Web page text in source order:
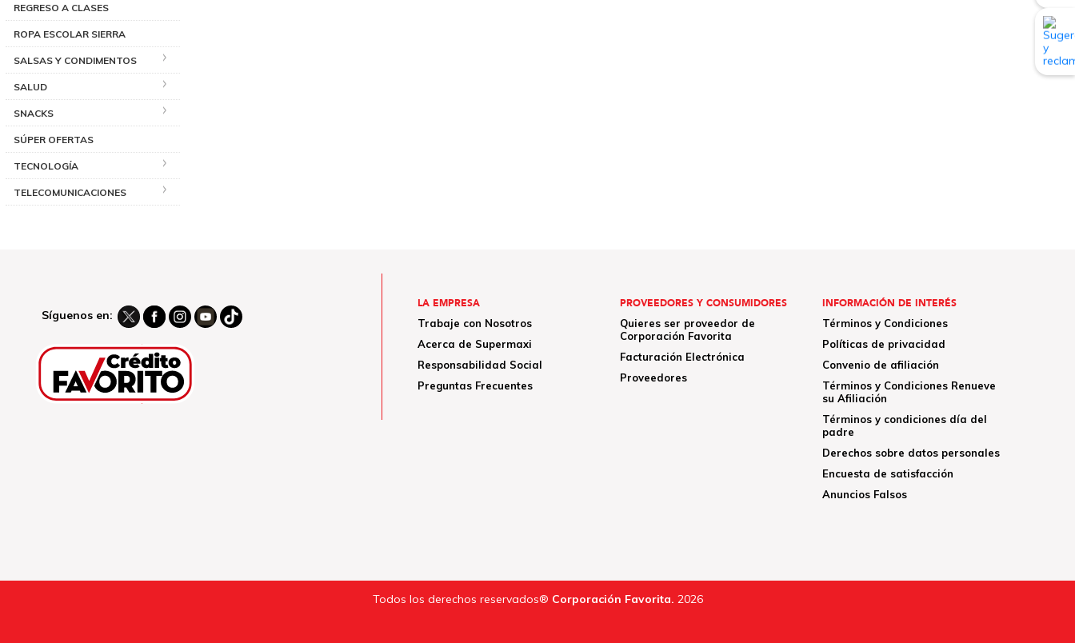
REGRESO A CLASES
ROPA ESCOLAR SIERRA
SALSAS Y CONDIMENTOS
SALUD
SNACKS
SÚPER OFERTAS
TECNOLOGÍA
TELECOMUNICACIONES
Síguenos en:
LA EMPRESA
Trabaje con Nosotros
Acerca de Supermaxi
Responsabilidad Social
Preguntas Frecuentes
PROVEEDORES Y CONSUMIDORES
Quieres ser proveedor de
Corporación Favorita
Facturación Electrónica
Proveedores
INFORMACIÓN DE INTERÉS
Términos y Condiciones
Políticas de privacidad
Convenio de afiliación
Términos y Condiciones Renueve
su Afiliación
Términos y condiciones día del
padre
Derechos sobre datos personales
Encuesta de satisfacción
Anuncios Falsos
Todos los derechos reservados® Corporación Favorita. 2026